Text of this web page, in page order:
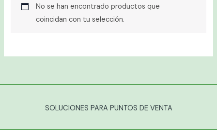
No se han encontrado productos que
coincidan con tu selección.
SOLUCIONES PARA PUNTOS DE VENTA